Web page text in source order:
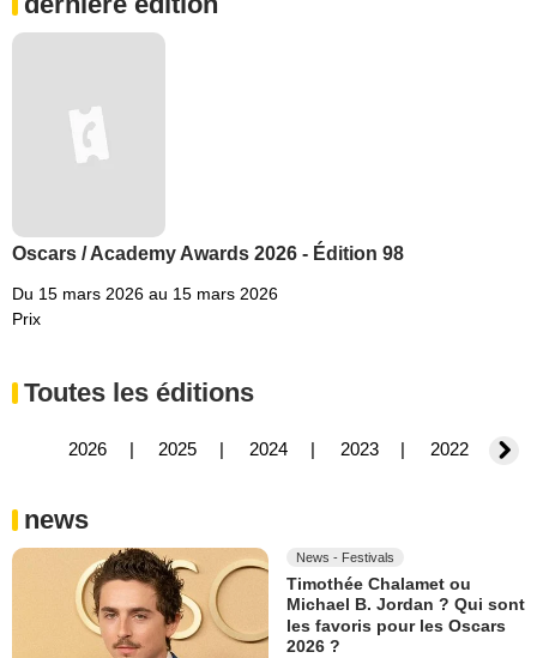
Oscars / Academy Awards 2026 - Édition 98
Du 15 mars 2026 au 15 mars 2026
Prix
Toutes les éditions
2026 2025 2024 2023 2022
news
News - Festivals
Timothée Chalamet ou
Michael B. Jordan ? Qui sont
les favoris pour les Oscars
2026 ?